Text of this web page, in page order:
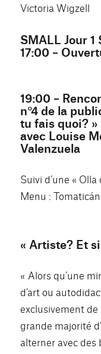
Victoria Wigzell
SMALL Jour
17:00 –
19:00 –
n°4 de la
tu fais quoi? »
avec Louise
Valenzuela
Suivi d’une «
Menu :
« Artiste? Et
« Alors qu’une
d’art ou
exclusivement
grande majorité
alterner avec des